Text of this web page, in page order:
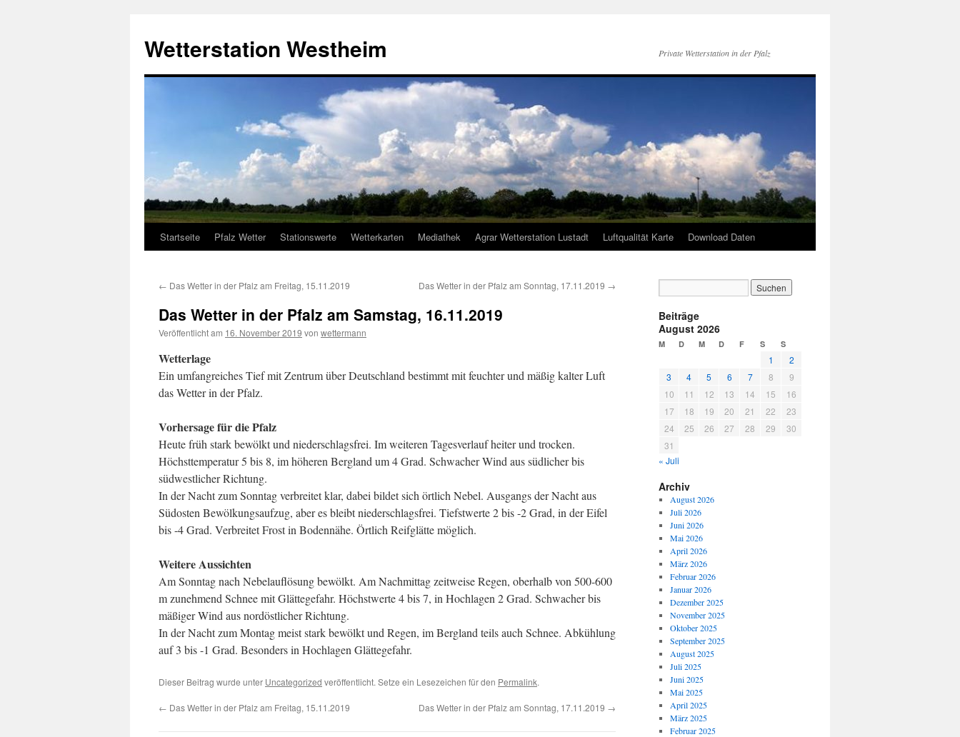
springen
Wetterstation Westheim Private Wetterstation in der Pfalz
Startseite Pfalz Wetter Stationswerte Wetterkarten Mediathek Agrar Wetterstation Lustadt Luftqualität Karte Download Daten
← Das Wetter in der Pfalz am Freitag, 15.11.2019 Das Wetter in der Pfalz am Sonntag, 17.11.2019 →
Das Wetter in der Pfalz am Samstag, 16.11.2019
Veröffentlicht am 16. November 2019 von wettermann
Wetterlage
Ein umfangreiches Tief mit Zentrum über Deutschland bestimmt mit feuchter und mäßig kalter Luft
das Wetter in der Pfalz.
Vorhersage für die Pfalz
Heute früh stark bewölkt und niederschlagsfrei. Im weiteren Tagesverlauf heiter und trocken.
Höchsttemperatur 5 bis 8, im höheren Bergland um 4 Grad. Schwacher Wind aus südlicher bis
südwestlicher Richtung.
In der Nacht zum Sonntag verbreitet klar, dabei bildet sich örtlich Nebel. Ausgangs der Nacht aus
Südosten Bewölkungsaufzug, aber es bleibt niederschlagsfrei. Tiefstwerte 2 bis -2 Grad, in der Eifel
bis -4 Grad. Verbreitet Frost in Bodennähe. Örtlich Reifglätte möglich.
Weitere Aussichten
Am Sonntag nach Nebelauflösung bewölkt. Am Nachmittag zeitweise Regen, oberhalb von 500-600
m zunehmend Schnee mit Glättegefahr. Höchstwerte 4 bis 7, in Hochlagen 2 Grad. Schwacher bis
mäßiger Wind aus nordöstlicher Richtung.
In der Nacht zum Montag meist stark bewölkt und Regen, im Bergland teils auch Schnee. Abkühlung
auf 3 bis -1 Grad. Besonders in Hochlagen Glättegefahr.
Dieser Beitrag wurde unter Uncategorized veröffentlicht. Setze ein Lesezeichen für den Permalink.
← Das Wetter in der Pfalz am Freitag, 15.11.2019 Das Wetter in der Pfalz am Sonntag, 17.11.2019 →
Beiträge
August 2026
M D M D F S S
1
2
3
4 5 6 7 8
9
10
11 12 13 14 15
16
17
18 19 20 21 22
23
24
25 26 27 28 29
30
31
« Juli
Archiv
August 2026
Juli 2026
Juni 2026
Mai 2026
April 2026
März 2026
Februar 2026
Januar 2026
Dezember 2025
November 2025
Oktober 2025
September 2025
August 2025
Juli 2025
Juni 2025
Mai 2025
April 2025
März 2025
Februar 2025